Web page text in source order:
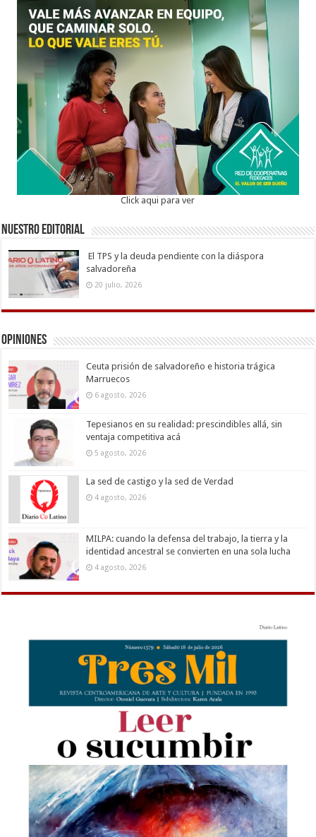
Click aqui para ver
Nuestro Editorial
El TPS y la deuda pendiente con la diáspora
salvadoreña
20 julio, 2026
Opiniones
Ceuta prisión de salvadoreño e historia trágica
Marruecos
6 agosto, 2026
Tepesianos en su realidad: prescindibles allá, sin
ventaja competitiva acá
5 agosto, 2026
La sed de castigo y la sed de Verdad
4 agosto, 2026
MILPA: cuando la defensa del trabajo, la tierra y la
identidad ancestral se convierten en una sola lucha
4 agosto, 2026